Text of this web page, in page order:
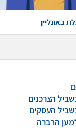
הצרכנים
העסקים
החברה
באונליין